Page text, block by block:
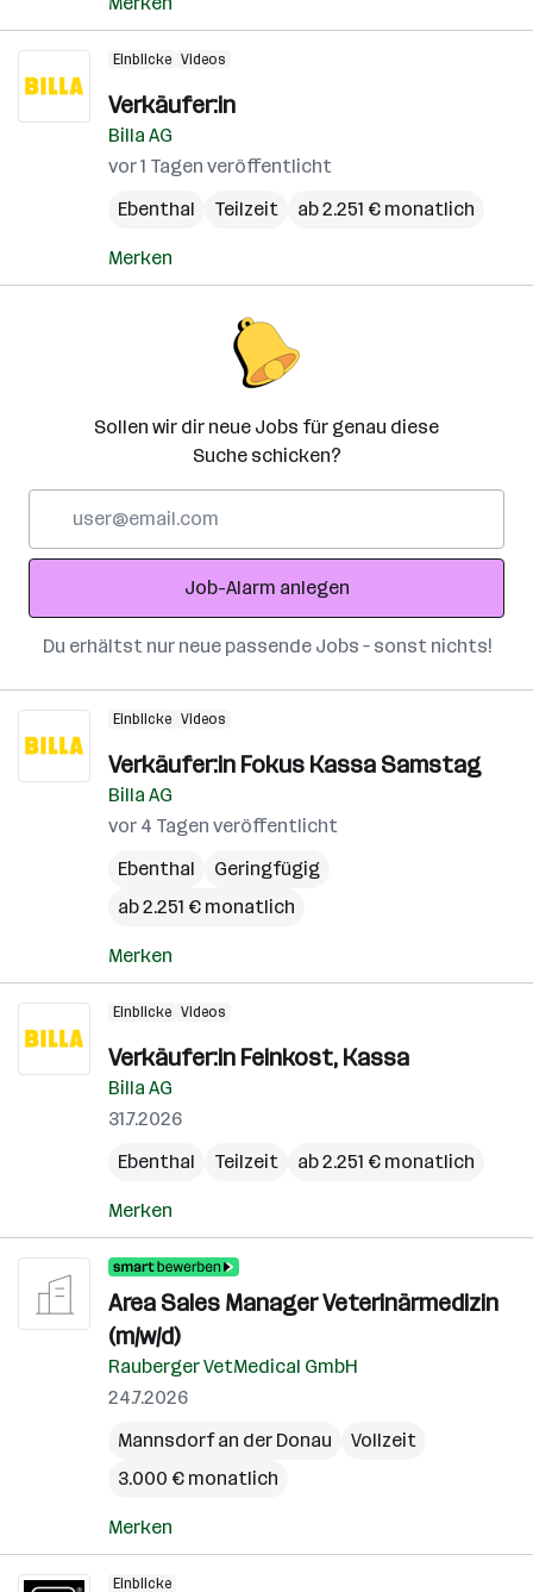
Einblicke Videos
Verkäufer:in
Billa AG
vor 1 Tagen veröffentlicht
Ebenthal
Teilzeit ab 2.251 € monatlich
Merken
Sollen wir dir neue Jobs für genau diese
Suche schicken?
Adresse
Job-Alarm anlegen
Du erhältst nur neue passende Jobs – sonst nichts!
Einblicke Videos
Verkäufer:in Fokus Kassa Samstag
Billa AG
vor 4 Tagen veröffentlicht
Ebenthal
Geringfügig
ab 2.251 € monatlich
Merken
Einblicke Videos
Verkäufer:in Feinkost, Kassa
Billa AG
31.7.2026
Ebenthal
Teilzeit ab 2.251 € monatlich
Merken
Area Sales Manager Veterinärmedizin
(m/w/d)
Rauberger VetMedical GmbH
24.7.2026
Mannsdorf an der Donau
Vollzeit
3.000 € monatlich
Merken
Einblicke